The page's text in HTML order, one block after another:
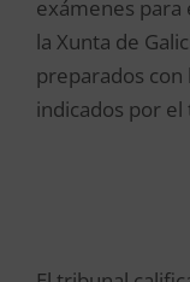
exámenes para
la Xunta de
preparados
indicados por el